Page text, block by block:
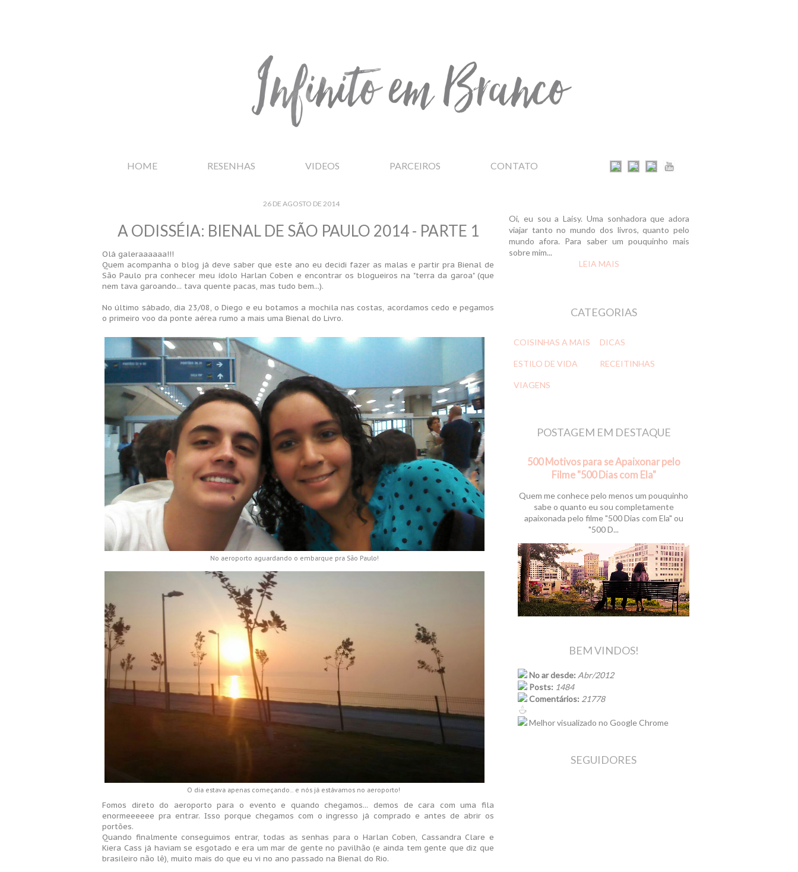
HOME RESENHAS VIDEOS PARCEIROS CONTATO
26 DE AGOSTO DE 2014
A ODISSÉIA: BIENAL DE SÃO PAULO 2014 - PARTE 1
Olá galeraaaaaa!!!
Quem acompanha o blog já deve saber que este ano eu decidi fazer as malas e partir pra Bienal de
São Paulo pra conhecer meu ídolo Harlan Coben e encontrar os blogueiros na "terra da garoa" (que
nem tava garoando... tava quente pacas, mas tudo bem...).
No último sábado, dia 23/08, o Diego e eu botamos a mochila nas costas, acordamos cedo e pegamos
o primeiro voo da ponte aérea rumo a mais uma Bienal do Livro.
No aeroporto aguardando o embarque pra São Paulo!
O dia estava apenas começando... e nós já estávamos no aeroporto!
Fomos direto do aeroporto para o evento e quando chegamos... demos de cara com uma fila
enormeeeeee pra entrar. Isso porque chegamos com o ingresso já comprado e antes de abrir os
portões.
Quando finalmente conseguimos entrar, todas as senhas para o Harlan Coben, Cassandra Clare e
Kiera Cass já haviam se esgotado e era um mar de gente no pavilhão (e ainda tem gente que diz que
brasileiro não lê), muito mais do que eu vi no ano passado na Bienal do Rio.
Oi, eu sou a Laisy. Uma sonhadora que adora
viajar tanto no mundo dos livros, quanto pelo
mundo afora. Para saber um pouquinho mais
sobre mim...
LEIA MAIS
CATEGORIAS
COISINHAS A MAIS DICAS
ESTILO DE VIDA RECEITINHAS
VIAGENS
POSTAGEM EM DESTAQUE
500 Motivos para se Apaixonar pelo
Filme "500 Dias com Ela"
Quem me conhece pelo menos um pouquinho
sabe o quanto eu sou completamente
apaixonada pelo filme "500 Dias com Ela" ou
"500 D...
BEM VINDOS!
No ar desde: Abr/2012
Posts: 1484
Comentários: 21778
Melhor visualizado no Google Chrome
SEGUIDORES